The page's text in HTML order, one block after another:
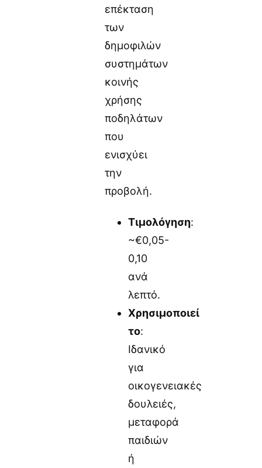
επέκταση
των
δημοφιλών
συστημάτων
κοινής
χρήσης
ποδηλάτων
που
ενισχύει
την
προβολή.
Τιμολόγηση:
~€0,05-
0,10
ανά
λεπτό.
Χρησιμοποιεί
το:
Ιδανικό
για
οικογενειακές
δουλειές,
μεταφορά
παιδιών
ή